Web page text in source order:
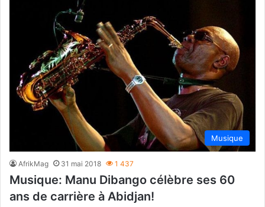
Musique
AfrikMag 31 mai 2018 1 437
Musique: Manu Dibango célèbre ses 60
ans de carrière à Abidjan!